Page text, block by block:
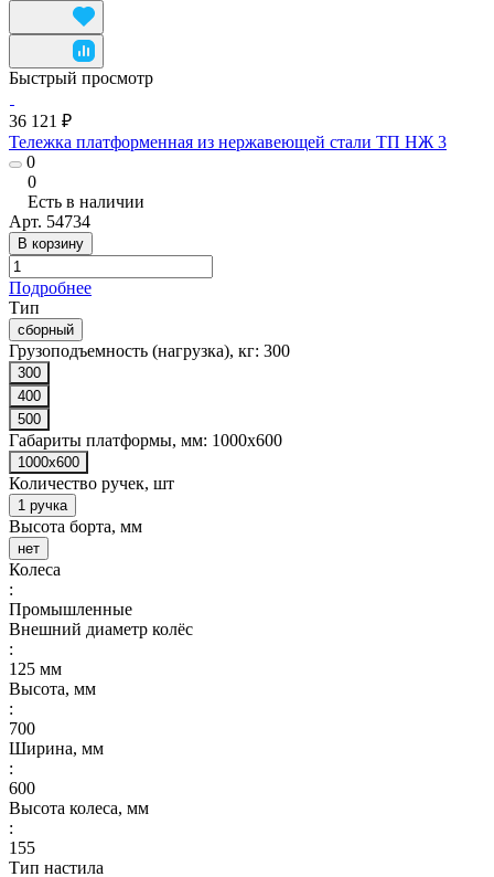
Быстрый просмотр
36 121 ₽
Тележка платформенная из нержавеющей стали ТП НЖ 3
0
0
Есть в наличии
Арт. 54734
В корзину
Подробнее
Тип
сборный
Грузоподъемность (нагрузка), кг: 300
300
400
500
Габариты платформы, мм: 1000x600
1000x600
Количество ручек, шт
1 ручка
Высота борта, мм
нет
Колеса
:
Промышленные
Внешний диаметр колёс
:
125 мм
Высота, мм
:
700
Ширина, мм
:
600
Высота колеса, мм
:
155
Тип настила